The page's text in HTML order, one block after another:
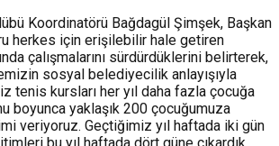
Koordinatörü Bağdagül Şimşek, Başkan
herkes için erişilebilir hale getiren
çalışmalarını sürdürdüklerini belirterek,
sosyal belediyecilik anlayışıyla
tenis kursları her yıl daha fazla çocuğa
boyunca yaklaşık 200 çocuğumuza
veriyoruz. Geçtiğimiz yıl haftada iki gün
bu yıl haftada dört güne çıkardık.